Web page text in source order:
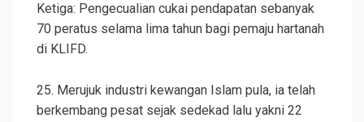
Ketiga: Pengecualian cukai pendapatan sebanyak
70 peratus selama lima tahun bagi pemaju hartanah
di KLIFD.
25. Merujuk industri kewangan Islam pula, ia telah
berkembang pesat sejak sedekad lalu yakni 22